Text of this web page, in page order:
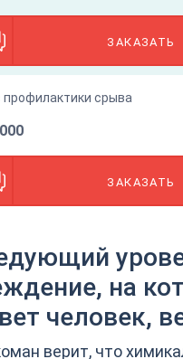
ЗАКАЗАТЬ
профилактики срыва
ЗАКАЗАТЬ
на
человек,
верит, что